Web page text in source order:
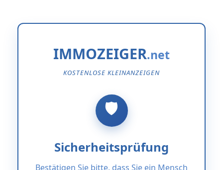
IMMOZEIGER
KOSTENLOSE KLEINANZEIGEN
Sicherheitsprüfung
Bestätigen Sie bitte, dass Sie ein Mensch